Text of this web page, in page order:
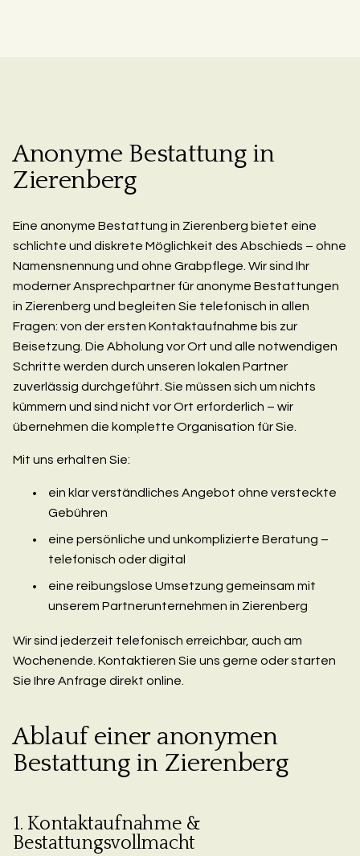
Anonyme Bestattung in
Zierenberg
Eine anonyme Bestattung in Zierenberg bietet eine
schlichte und diskrete Möglichkeit des Abschieds – ohne
Namensnennung und ohne Grabpflege. Wir sind Ihr
moderner Ansprechpartner für anonyme Bestattungen
in Zierenberg und begleiten Sie telefonisch in allen
Fragen: von der ersten Kontaktaufnahme bis zur
Beisetzung. Die Abholung vor Ort und alle notwendigen
Schritte werden durch unseren lokalen Partner
zuverlässig durchgeführt. Sie müssen sich um nichts
kümmern und sind nicht vor Ort erforderlich – wir
übernehmen die komplette Organisation für Sie.
Mit uns erhalten Sie:
ein klar verständliches Angebot ohne versteckte
Gebühren
eine persönliche und unkomplizierte Beratung –
telefonisch oder digital
eine reibungslose Umsetzung gemeinsam mit
unserem Partnerunternehmen in Zierenberg
Wir sind jederzeit telefonisch erreichbar, auch am
Wochenende. Kontaktieren Sie uns gerne oder starten
Sie Ihre Anfrage direkt online.
Ablauf einer anonymen
Bestattung in Zierenberg
1. Kontaktaufnahme &
Bestattungsvollmacht